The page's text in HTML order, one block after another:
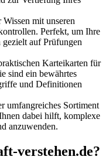
Wissen mit unseren
Perfekt, um Ihre
auf Prüfungen
Karteikarten für
sind ein bewährtes
und Definitionen
umfangreiches Sortiment
dabei hilft, komplexe
anzuwenden.
verstehen.de?